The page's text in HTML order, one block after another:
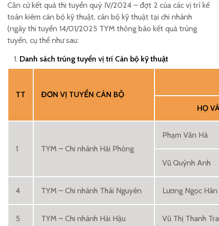
Căn cứ kết quả thi tuyển quý IV/2024 – đợt 2 của các vị trí kế
toán kiêm cán bộ kỹ thuật, cán bộ kỹ thuật tại chi nhánh
(ngày thi tuyển 14/01/2025 TYM thông báo kết quả trúng
tuyển, cụ thể như sau:
Danh sách trúng tuyển vị trí Cán bộ kỹ thuật
TT ĐƠN VỊ TUYỂN CÁN BỘ
HỌ
1 TYM – Chi nhánh Hải Phòng
Phạm Văn Hà
Vũ Quỳnh Anh
4 TYM – Chi nhánh Thái Nguyên Lương Ngọc Hân
5 TYM – Chi nhánh Hải Hậu Vũ Thị Thanh